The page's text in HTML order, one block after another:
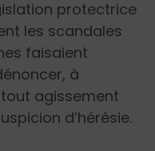
protectrice
les scandales
faisaient
à
tout agissement
d’hérésie.